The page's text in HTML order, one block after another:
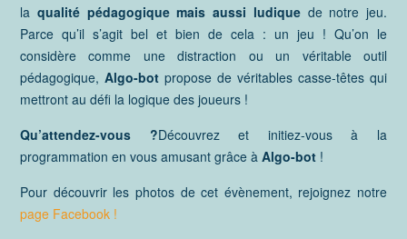
la qualité pédagogique mais aussi ludique de notre jeu.
Parce qu’il s’agit bel et bien de cela : un jeu ! Qu’on le
considère comme une distraction ou un véritable outil
pédagogique, Algo-bot propose de véritables casse-têtes qui
mettront au défi la logique des joueurs !
Qu’attendez-vous ?Découvrez et initiez-vous à la
programmation en vous amusant grâce à Algo-bot !
Pour découvrir les photos de cet évènement, rejoignez notre
page Facebook !